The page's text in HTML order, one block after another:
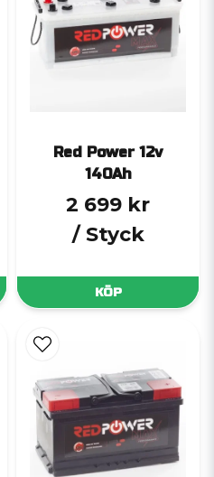
Red Power 12v
140Ah
2 699 kr
/ Styck
KÖP